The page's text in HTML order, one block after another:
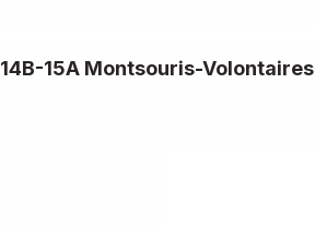
15A Montsouris-Volontaires